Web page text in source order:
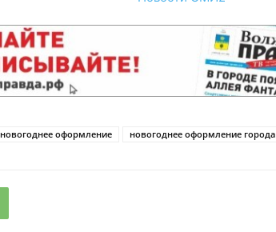
новогоднее оформление новогоднее оформление города